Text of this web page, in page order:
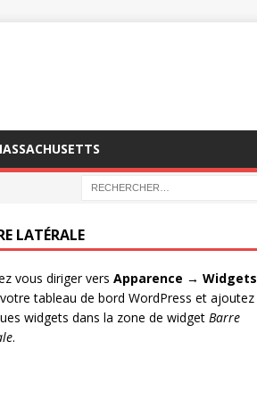
LATÉRALE
vous diriger vers Apparence → Widgets
tableau de bord WordPress et ajoutez
widgets dans la zone de widget Barre
.